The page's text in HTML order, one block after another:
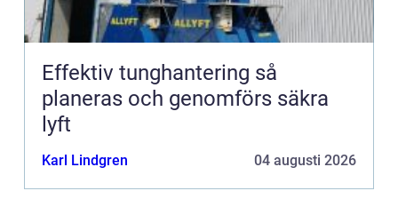
Effektiv tunghantering så
planeras och genomförs säkra
lyft
Karl Lindgren 04 augusti 2026